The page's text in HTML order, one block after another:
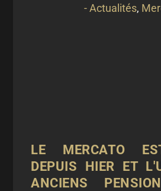
- Actualités,
LE MERCATO
DEPUIS HIER ET
ANCIENS